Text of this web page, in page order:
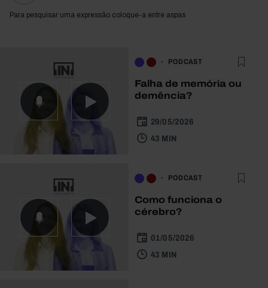
Para pesquisar uma expressão coloque-a entre aspas
PODCAST
Falha de memória ou
demência?
29/05/2026
43 MIN
PODCAST
Como funciona o
cérebro?
01/05/2026
43 MIN